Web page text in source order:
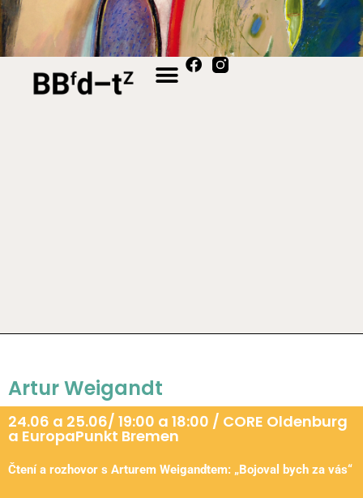
Artur Weigandt
24.06 a 25.06/ 19:00 a 18:00 / CORE Oldenburg
a EuropaPunkt Bremen
Čtení a rozhovor s Arturem Weigandtem: „Bojoval bych za vás“